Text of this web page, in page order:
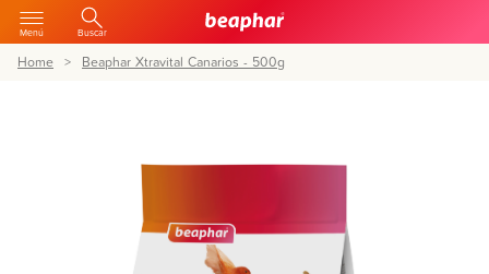
Menú Buscar
Home Beaphar Xtravital Canarios - 500g